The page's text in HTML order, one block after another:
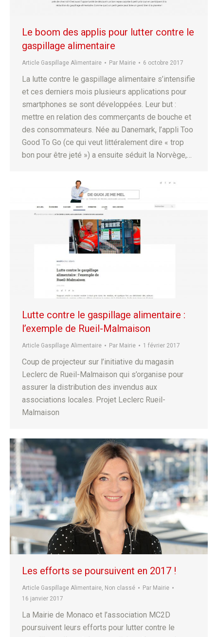
Le boom des applis pour lutter contre le
gaspillage alimentaire
Article Gaspillage Alimentaire Par Mairie 6 octobre 2017
La lutte contre le gaspillage alimentaire s’intensifie
et ces derniers mois plusieurs applications pour
smartphones se sont développées. Leur but :
mettre en relation des commerçants de bouche et
des consommateurs. Née au Danemark, l’appli Too
Good To Go (ce qui veut littéralement dire « trop
bon pour être jeté ») a ensuite séduit la Norvège,…
Lutte contre le gaspillage alimentaire :
l’exemple de Rueil-Malmaison
Article Gaspillage Alimentaire Par Mairie 1 février 2017
Coup de projecteur sur l’initiative du magasin
Leclerc de Rueil-Malmaison qui s’organise pour
assurer la distribution des invendus aux
associations locales. Projet Leclerc Rueil-
Malmaison
Les efforts se poursuivent en 2017 !
Article Gaspillage Alimentaire Non classé Par Mairie
16 janvier 2017
La Mairie de Monaco et l’association MC2D
poursuivent leurs efforts pour lutter contre le